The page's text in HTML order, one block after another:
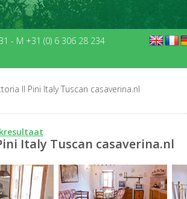
- M +31 (0) 6 306 28 234
Il Pini Italy Tuscan casaverina.nl
Italy Tuscan casaverina.nl